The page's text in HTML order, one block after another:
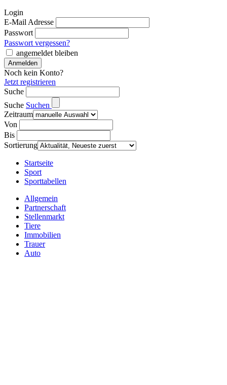
Login
E-Mail Adresse
Passwort
Passwort vergessen?
angemeldet bleiben
Noch kein Konto?
Jetzt registrieren
Suche
Suche Suchen
Zeitraum
Von
Bis
Sortierung
Startseite
Sport
Sporttabellen
Allgemein
Partnerschaft
Stellenmarkt
Tiere
Immobilien
Trauer
Auto